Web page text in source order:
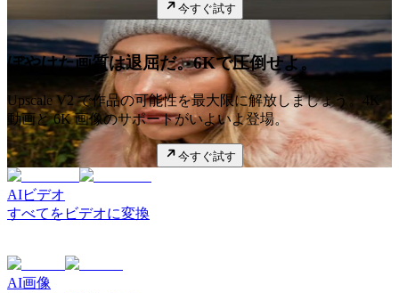
今すぐ試す
ぼやけた画質は退屈だ。6Kで圧倒せよ。
Upscale V2 で作品の可能性を最大限に解放しましょう。4K
動画と 6K 画像のサポートがいよいよ登場。
今すぐ試す
AIビデオ
すべてをビデオに変換
AI画像